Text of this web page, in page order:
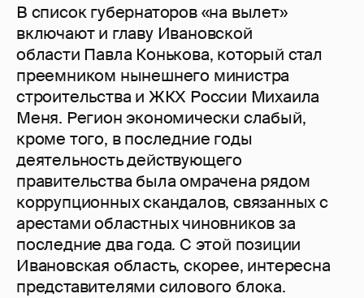
В список губернаторов «на вылет»
включают и главу Ивановской
области Павла Конькова, который стал
преемником нынешнего министра
строительства и ЖКХ России Михаила
Меня. Регион экономически слабый,
кроме того, в последние годы
деятельность действующего
правительства была омрачена рядом
коррупционных скандалов, связанных с
арестами областных чиновников за
последние два года. С этой позиции
Ивановская область, скорее, интересна
представителями силового блока.